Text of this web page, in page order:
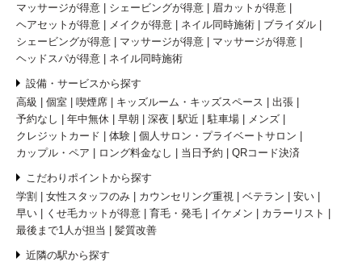
マッサージが得意
シェービングが得意
眉カットが得意
ヘアセットが得意
メイクが得意 ネイル同時施術
ブライダル
シェービングが得意
マッサージが得意
マッサージが得意
ヘッドスパが得意
ネイル同時施術
設備・サービスから探す
高級
個室 喫煙席 キッズルーム・キッズスペース
出張
予約なし
年中無休 早朝 深夜 駅近 駐車場
メンズ
クレジットカード
体験
個人サロン・プライベートサロン
カップル・ペア
ロング料金なし 当日予約 QRコード決済
こだわりポイントから探す
学割
女性スタッフのみ カウンセリング重視 ベテラン
安い
早い
くせ毛カットが得意 育毛・発毛 イケメン
カラーリスト
最後まで1人が担当
髪質改善
近隣の駅から探す